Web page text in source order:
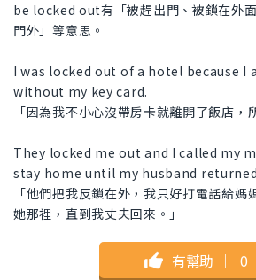
be locked out有「被趕出門、被鎖在外
門外」等意思。
I was locked out of a hotel because I
without my key card.
「因為我不小心沒帶房卡就離開了飯店，
They locked me out and I called my
stay home until my husband
「他們把我反鎖在外，我只好打電話給
她那裡，直到我丈夫回來。」
有幫助 ｜ 0